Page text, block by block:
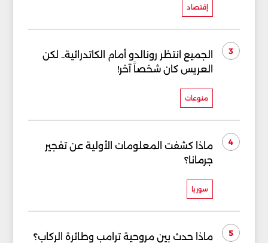
إقتصاد
3
الجميع انتظر رونالدو أمام الكاتدرائية.. لكن
العريس كان شخصاً آخر!
منوعات
4
ماذا كشفت المعلومات الأولية عن تفجير
جرمانا؟
سوريا
5 ماذا حدث بين مروحية ترامب وطائرة الركاب؟